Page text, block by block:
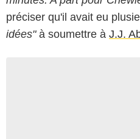
préciser qu'il avait eu
idées"à soumettre à J.J.